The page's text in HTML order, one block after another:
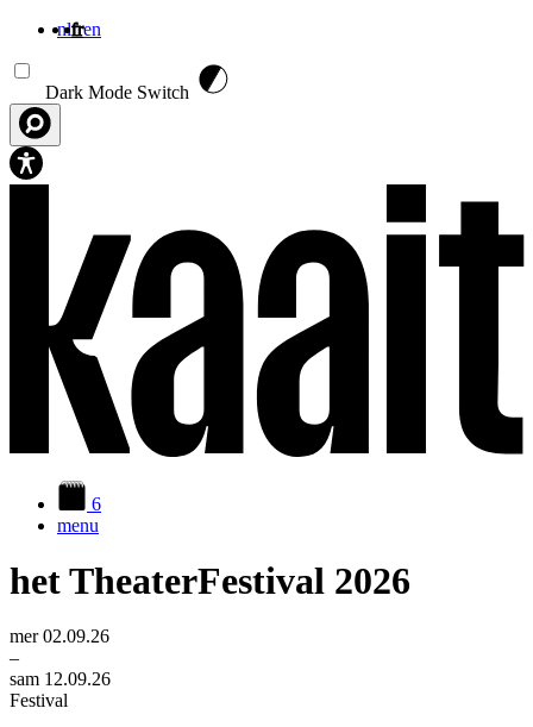
nlfren
Dark Mode Switch
6
menu
het TheaterFestival 2026
mer 02.09.26
–
sam 12.09.26
Festival